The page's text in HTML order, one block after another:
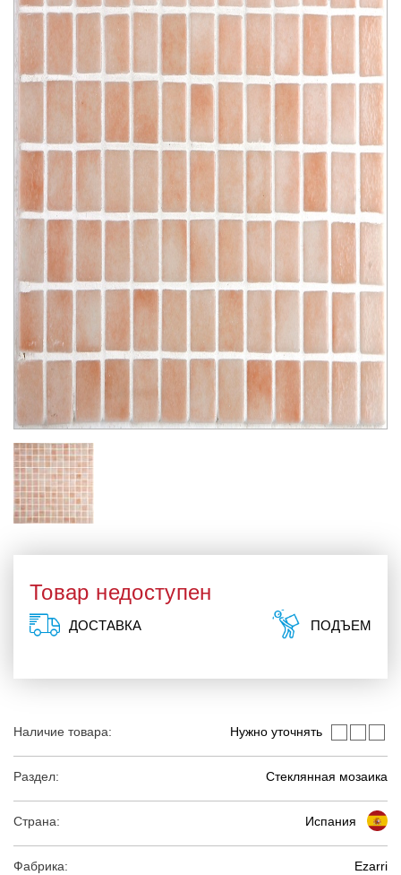
Наличие товара: Нужно уточнять
Раздел: Стеклянная мозаика
Страна: Испания
Фабрика: Ezarri
Товар недоступен
ДОСТАВКА ПОДЪЕМ